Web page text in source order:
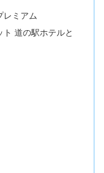
レミアム
道の駅ホテルと